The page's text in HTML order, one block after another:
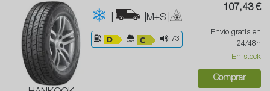
| |M+S |
73
107,43 €
Envío gratis en
24/48h
En stock
Comprar